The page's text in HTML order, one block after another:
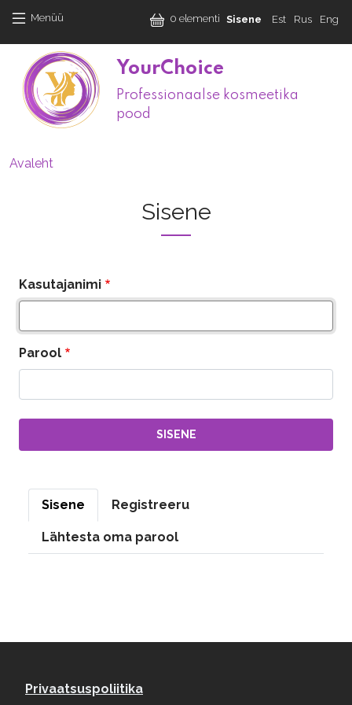
Menüü 0 elementi User
Sisene Est Rus Eng
YourChoice
Professionaalse kosmeetika
pood
Leivapuru
Avaleht
Sisene
Kasutajanimi
Parool
Peasakid
Sisene Registreeru
Lähtesta oma parool
Footer menu
Privaatsuspoliitika